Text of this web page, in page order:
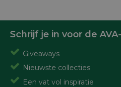
Schrijf je in voor de
Giveaways
Nieuwste collecties
Een vat vol inspiratie